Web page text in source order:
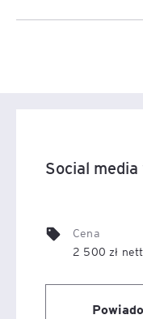
Social
Cena
2 500 zł